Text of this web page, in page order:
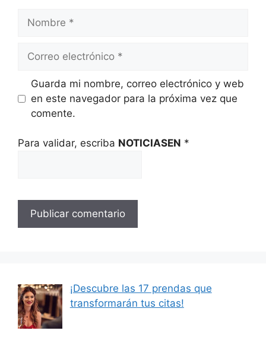
electrónico
Guarda mi nombre, correo electrónico y web
en este navegador para la próxima vez que
comente.
Para validar, escriba NOTICIASEN *
¡Descubre las 17 prendas que
transformarán tus citas!